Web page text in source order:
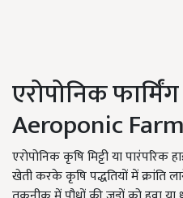
एरोपोनिक
Aeroponic
एरोपोनिक कृषि मिट्टी या पारंपरिक
खेती करके कृषि पद्धतियों में क्रांति